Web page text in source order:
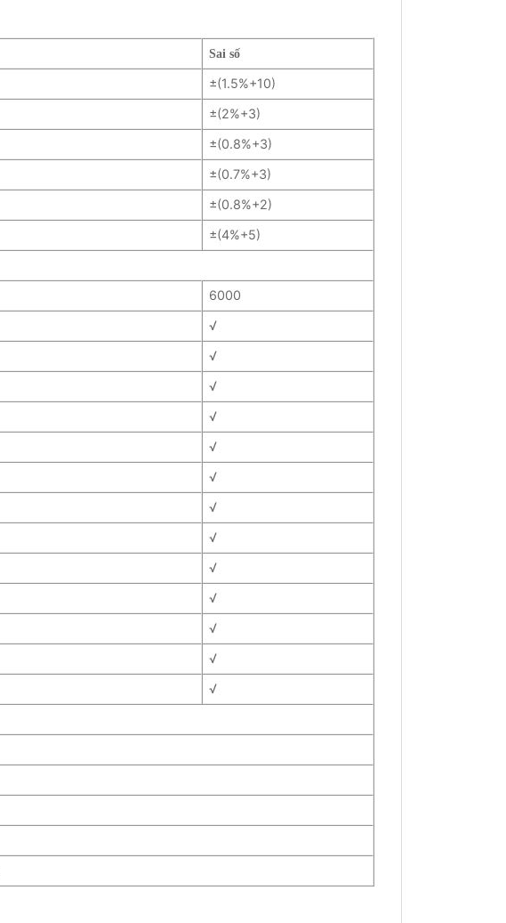
Sai số
±(1.5%+10)
±(2%+3)
±(0.8%+3)
±(0.7%+3)
±(0.8%+2)
±(4%+5)
6000
√
√
√
√
√
√
√
√
√
√
√
√
√